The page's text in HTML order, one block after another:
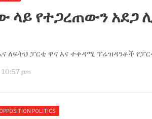
ላይ የተጋረጠውን አደጋ
ለፍትህ ፓርቲ ዋና እና ተቀዳሚ ፕሬዝዳንቶች
10:57 pm
OPPOSITION POLITICS